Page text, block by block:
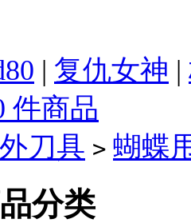
| 复仇女神 |
件商品
刀具 > 蝴蝶
分类